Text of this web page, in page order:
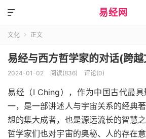
易经网

文化  正文
易经与西方哲学家的对话(跨
2024-01-02 阅读(836) 评论(0)
易经（I Ching），作为中国古代最
一，是一部讲述人与宇宙关系的经典
想的集大成者，也是源远流长的智慧
哲学家们也对宇宙的奥秘、人的存在